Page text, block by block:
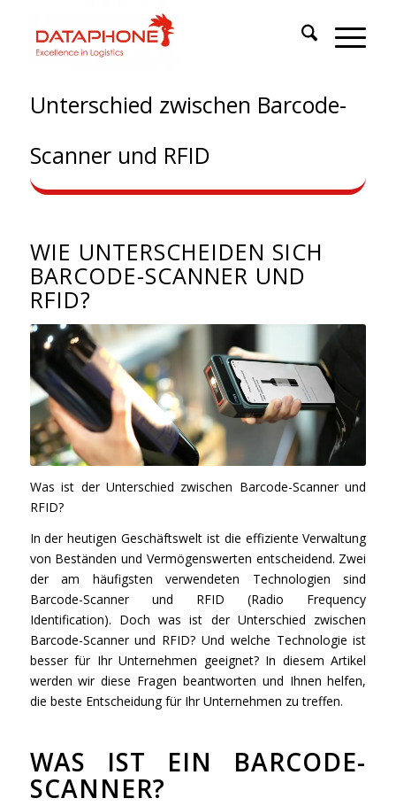
Unterschied zwischen Barcode-
Scanner und RFID
WIE UNTERSCHEIDEN SICH
BARCODE-SCANNER UND
RFID?
Was ist der Unterschied zwischen Barcode-Scanner und
RFID?
In der heutigen Geschäftswelt ist die effiziente Verwaltung
von Beständen und Vermögenswerten entscheidend. Zwei
der am häufigsten verwendeten Technologien sind
Barcode-Scanner und RFID (Radio Frequency
Identification). Doch was ist der Unterschied zwischen
Barcode-Scanner und RFID? Und welche Technologie ist
besser für Ihr Unternehmen geeignet? In diesem Artikel
werden wir diese Fragen beantworten und Ihnen helfen,
die beste Entscheidung für Ihr Unternehmen zu treffen.
WAS IST EIN BARCODE-
SCANNER?